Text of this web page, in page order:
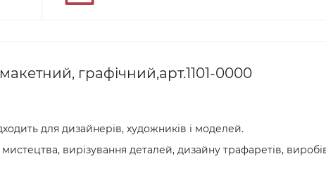
графічний,арт.1101-0000
для дизайнерів, художників і моделей.
вирізування деталей, дизайну трафаретів,